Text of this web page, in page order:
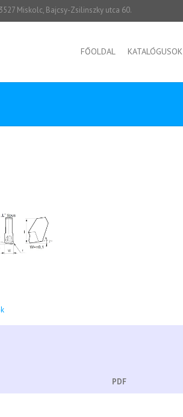
3527 Miskolc, Bajcsy-Zsilinszky utca 60.
FŐOLDAL KATALÓGUSOK
PDF